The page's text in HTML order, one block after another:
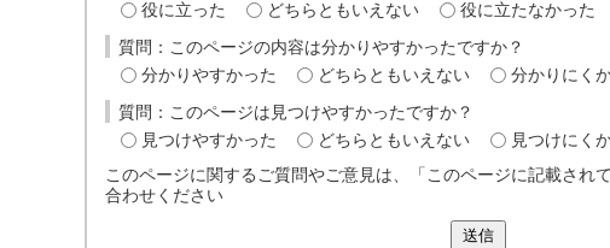
役に立った
どちらともいえない 役に立たなかった
質問：このページの内容は分かりやすかったですか？
分かりやすかった
どちらともいえない 分かりにく
質問：このページは見つけやすかったですか？
見つけやすかった
どちらともいえない
見つけにく
このページに関するご質問やご意見は、「このページに記載され
合わせください
送信